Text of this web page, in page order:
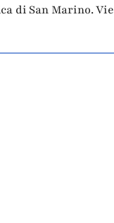
di San Marino.